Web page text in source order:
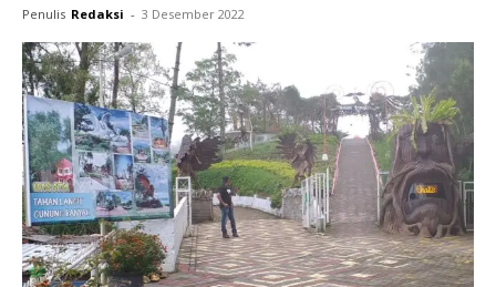
Penulis Redaksi - 3 Desember 2022